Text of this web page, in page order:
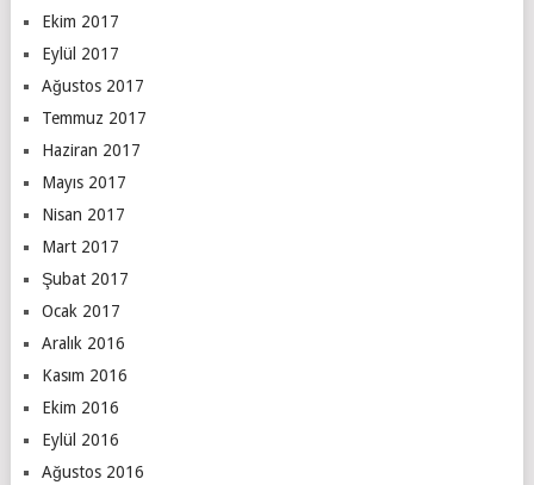
Ekim 2017
Eylül 2017
Ağustos 2017
Temmuz 2017
Haziran 2017
Mayıs 2017
Nisan 2017
Mart 2017
Şubat 2017
Ocak 2017
Aralık 2016
Kasım 2016
Ekim 2016
Eylül 2016
Ağustos 2016